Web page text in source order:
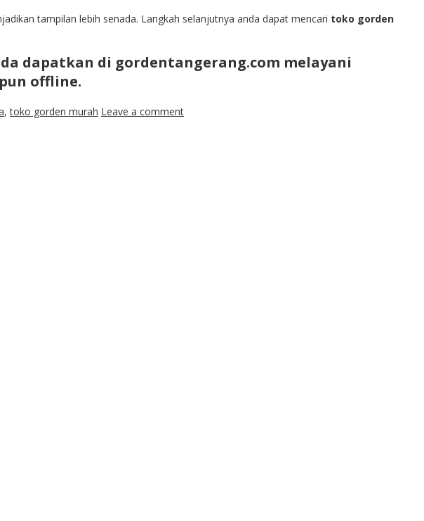
tampilan lebih senada. Langkah selanjutnya anda dapat mencari toko gorden
dapatkan di gordentangerang.com melayani
offline.
,toko gorden murah Leave a comment